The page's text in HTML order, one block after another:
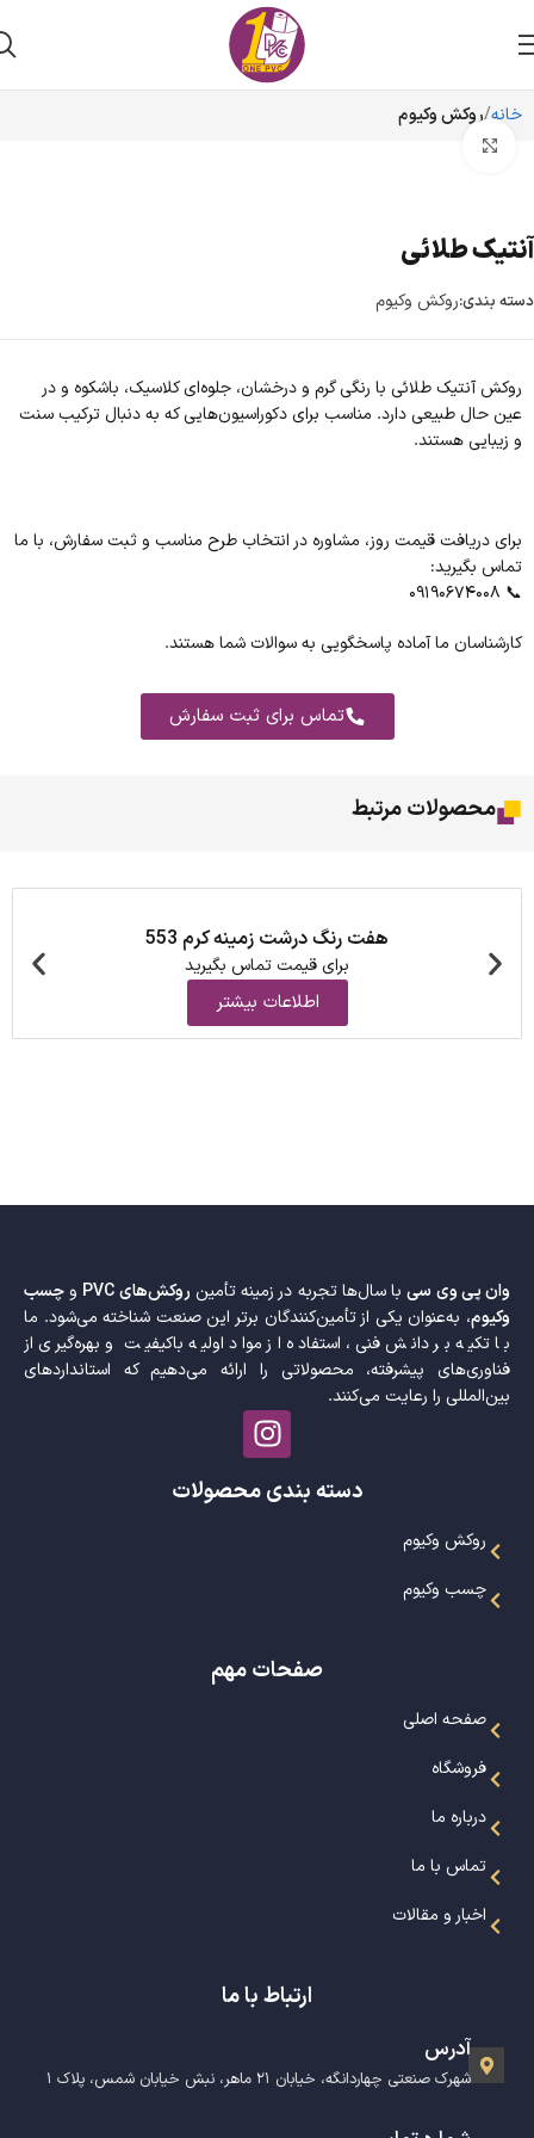
خانه روکش وکیوم
آنتیک طلائی
دسته بندی:روکش وکیوم
روکش آنتیک طلائی با رنگی گرم و درخشان، جلوه‌ای کلاسیک، باشکوه و در
عین حال طبیعی دارد. مناسب برای دکوراسیون‌هایی که به دنبال ترکیب سنت
و زیبایی هستند.
برای دریافت قیمت روز، مشاوره در انتخاب طرح مناسب و ثبت سفارش، با ما
تماس بگیرید:
📞 ۰۹۱۹۰۶۷۴۰۰۸
کارشناسان ما آماده پاسخگویی به سوالات شما هستند.
تماس برای ثبت سفارش
محصولات مرتبط
هفت رنگ درشت زمینه کرم 553
برای قیمت تماس بگیرید
اطلاعات بیشتر
وان پی وی سیبا سال‌ها تجربه در زمینه تأمین روکش‌های PVC وچسب
وکیوم، به‌عنوان یکی از تأمین‌کنندگان برتر این صنعت شناخته می‌شود. ما
با تکیه بر دانش فنی، استفاده از مواد اولیه باکیفیت و بهره‌گیری از
فناوری‌های پیشرفته، محصولاتی را ارائه می‌دهیم که استانداردهای
بین‌المللی را رعایت می‌کنند.
دسته بندی محصولات
روکش وکیوم
چسب وکیوم
صفحات مهم
صفحه اصلی
فروشگاه
درباره ما
تماس با ما
اخبار و مقالات
ارتباط با ما
آدرس
شهرک صنعتی چهاردانگه، خیابان ۲۱ ماهر، نبش خیابان شمس، پلاک ۱